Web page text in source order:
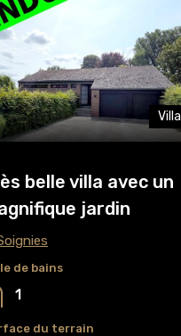
Villa
belle villa avec un
jardin
de bains
1
du terrain